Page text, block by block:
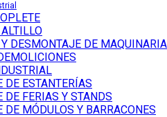
DESMONTAJE DE
DE ESTANTERÍAS
DE FERIAS Y STANDS
DE MÓDULOS Y BARRACONES